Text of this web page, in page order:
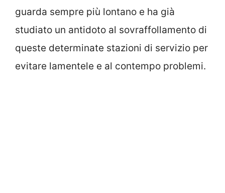
guarda sempre più lontano e ha già
studiato un antidoto al sovraffollamento di
queste determinate stazioni di servizio per
evitare lamentele e al contempo problemi.